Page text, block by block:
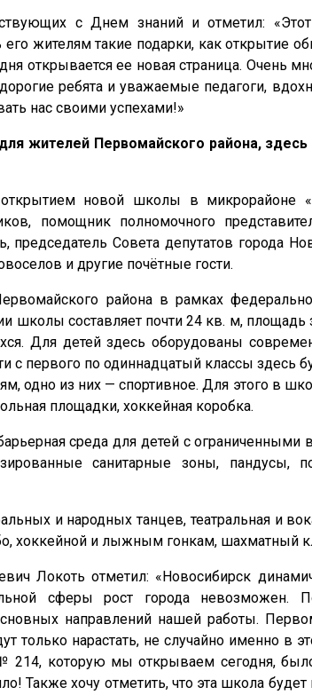
с Днем знаний и отметил:
жителям такие подарки, как открытие
открывается ее новая страница. Очень
дорогие ребята и уважаемые педагоги,
нас своими успехами!»
жителей Первомайского района, здесь
новой школы в микрорайоне
помощник полномочного
председатель Совета депутатов города
и другие почётные гости.
района в рамках
школы составляет почти 24 кв. м, площадь
Для детей здесь оборудованы
первого по одиннадцатый классы здесь
одно из них — спортивное. Для этого в
площадки, хоккейная коробка.
среда для детей с ограниченными
санитарные зоны, пандусы,
и народных танцев, театральная и
хоккейной и лыжным гонкам, шахматный
Локоть отметил: «Новосибирск
сферы рост города невозможен.
направлений нашей работы.
только нарастать, не случайно именно в
которую мы открываем сегодня, было
Также хочу отметить, что эта школа